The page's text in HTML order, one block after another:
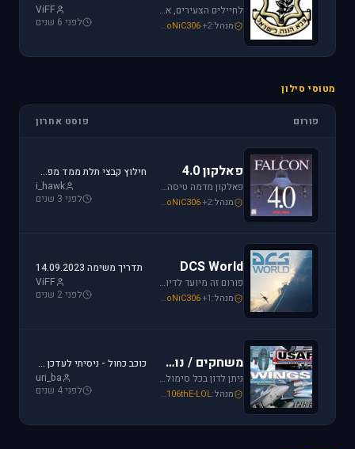
לחיילים הצעירים, אלו שעומדים ללבוש מדי זית ואלה שעדין קמים בבוקר לבית ספר, את כל הפרטים אודות הגיוס תמצאו כאן.
מנהל: loven SoNiC306+2
ViFF
לפני 6 שנים
מטוסי סילון
פורום פוסט אחרון
פאלקון 4.0
פאלקון מדמה טיסה בצורה ריאליסטית ומתקדמת במטוס ה-F-16. מתקשים? זקוקים לעזרה? רוצים לשתף תמונה או וידיאו מהטיסה שלכם ב- Falcon זהו הפורום המתאים.
מנהל: i_hawk SoNiC306+2
חילוץ קבצי תלת ממד מפאלקון
i_hawk
לפני 3 שנים
DCS World
פורום זה מיועד לדיון בסדרת הסימולטורים Digital Combat Simulator וכן בסדרת Lock On Modern Air Combat. מחפשים תמיכה? או סתם רוצים לשתף מידע ותמונות זהו המקום הנכון.
מנהל: SoNiC306+1
תדריך משימה 14.09.2023
ViFF
לפני 2 שנים
משחקים / נוסטלגיה
ניתן לדון בכל סימולטור טיסה או משחקים שאינם בגדר סימולטורים אשר אין להם פורום נפרד ובסימולטורים נוסטלגיים כגון: אף-15, אף-18, חיל האויר האמריקני, כוכב כחול - "חיל האויר הישראלי" וסטרייק פייטרס.
מנהל: Mike_69th ,106thE-LOL
כוכב כחול - ניסיתי לעדכן את לגירסה 1.1 וקיבלתי הודעת שגיאה.
uri_ba
לפני 4 שנים